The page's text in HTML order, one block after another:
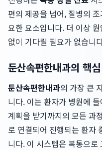
편의 제공을 넘어, 질병의
요한 요소입니다. 더 이상
없이 기다릴 필요가 없습니
둔산속편한내과의 핵
둔산속편한내과의 가장 큰
니다. 이는 환자가 병원에
계획을 받기까지의 모든 과
로 연결되어 진행되는 환자
니다. 이 시스템은 복통으